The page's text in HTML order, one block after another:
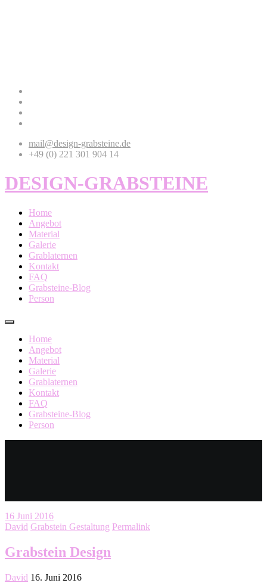
mail@design-grabsteine.de
+49 (0) 221 301 904 14
DESIGN-GRABSTEINE
Home
Angebot
Material
Galerie
Grablaternen
Kontakt
FAQ
Grabsteine-Blog
Person
Home
Angebot
Material
Galerie
Grablaternen
Kontakt
FAQ
Grabsteine-Blog
Person
16 Juni 2016
David Grabstein Gestaltung Permalink
Grabstein Design
David 16. Juni 2016